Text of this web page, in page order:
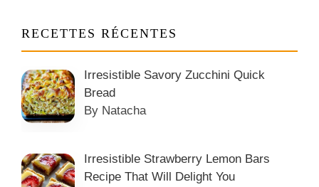
RECETTES RÉCENTES
Irresistible Savory Zucchini Quick
Bread
By Natacha
Irresistible Strawberry Lemon Bars
Recipe That Will Delight You